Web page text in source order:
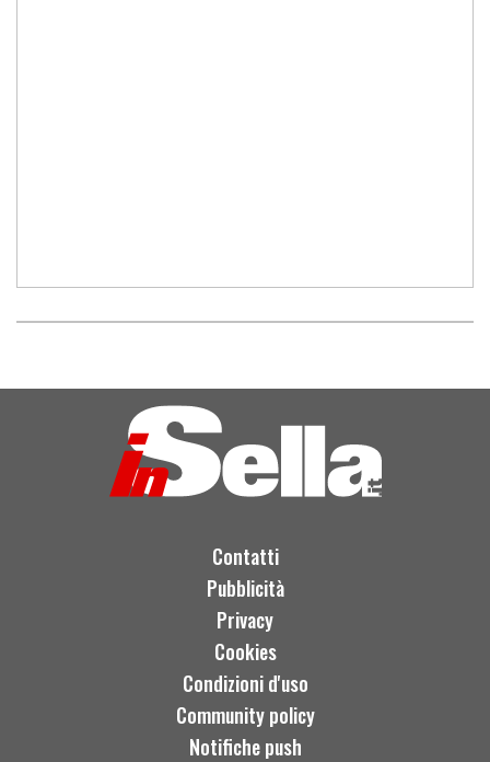
Contatti
Pubblicità
Privacy
Cookies
Condizioni d'uso
Community policy
Notifiche push